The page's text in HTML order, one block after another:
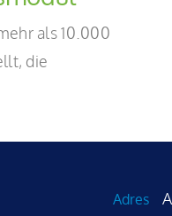
als 10.000
die
Adres